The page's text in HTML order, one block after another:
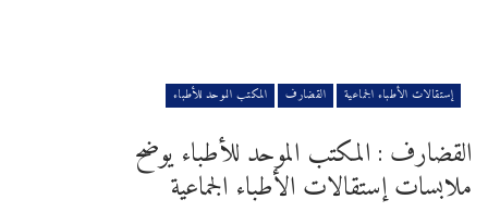
إستقالات الأطباء الجماعية القضارف المكتب الموحد للأطباء
القضارف : المكتب الموحد للأطباء يوضح
ملابسات إستقالات الأطباء الجماعية